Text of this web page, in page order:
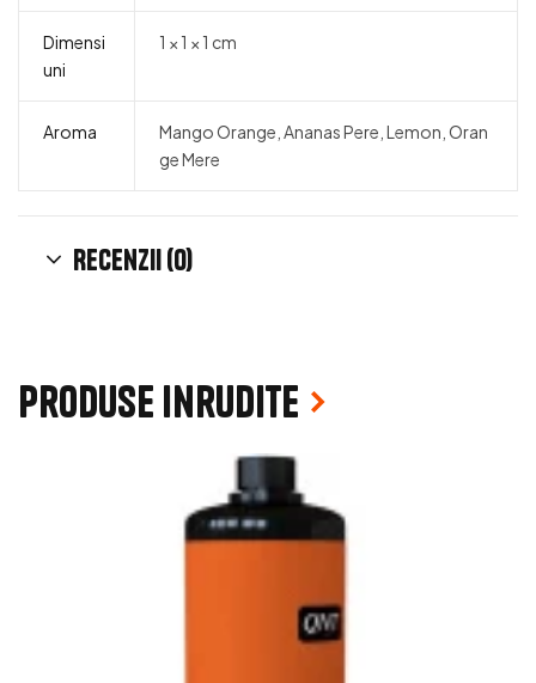
Dimensi
uni
1 × 1 × 1 cm
Aroma
Mango Orange, Ananas Pere, Lemon, Oran
ge Mere
Recenzii (0)
Produse inrudite